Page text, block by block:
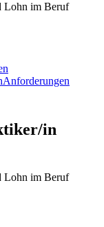
Lohn im Beruf
Anforderungen
in
Lohn im Beruf